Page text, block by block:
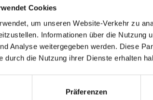
Cookies
um unseren Website-Verkehr zu
Informationen über die Nutzung
Analyse weitergegeben werden. Diese
durch die Nutzung ihrer Dienste erhalten
Präferenzen
VALLOX 80SE / 80SC
€24,45